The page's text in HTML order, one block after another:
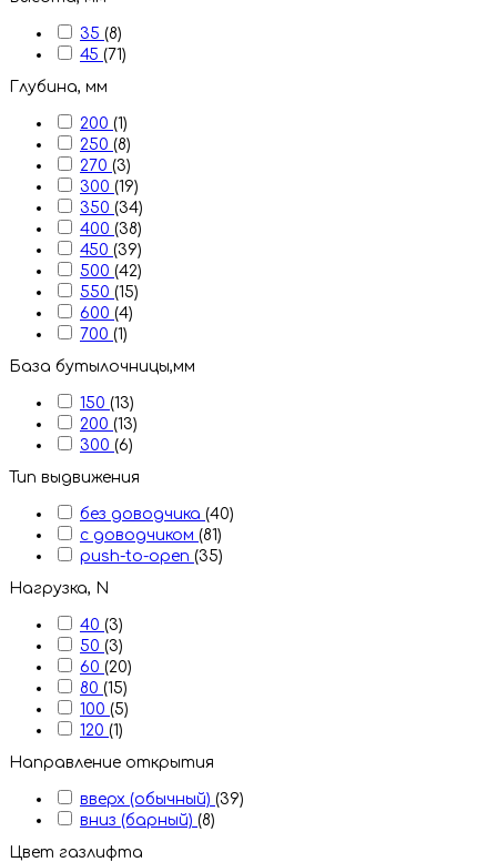
35 (8)
45 (71)
Глубина, мм
200 (1)
250 (8)
270 (3)
300 (19)
350 (34)
400 (38)
450 (39)
500 (42)
550 (15)
600 (4)
700 (1)
База бутылочницы,мм
150 (13)
200 (13)
300 (6)
Тип выдвижения
без доводчика (40)
с доводчиком (81)
push-to-open (35)
Нагрузка, N
40 (3)
50 (3)
60 (20)
80 (15)
100 (5)
120 (1)
Направление открытия
вверх (обычный) (39)
вниз (барный) (8)
Цвет газлифта